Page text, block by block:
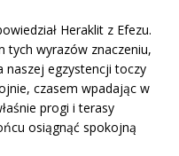
Heraklit z Efezu.
tych wyrazów znaczeniu,
naszej egzystencji toczy
czasem wpadając w
progi i terasy
osiągnąć spokojną